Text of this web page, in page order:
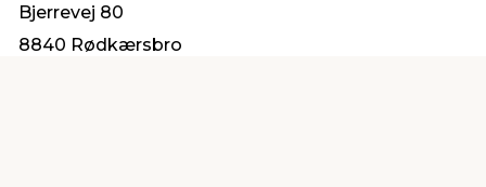
Bjerrevej 80
8840 Rødkærsbro